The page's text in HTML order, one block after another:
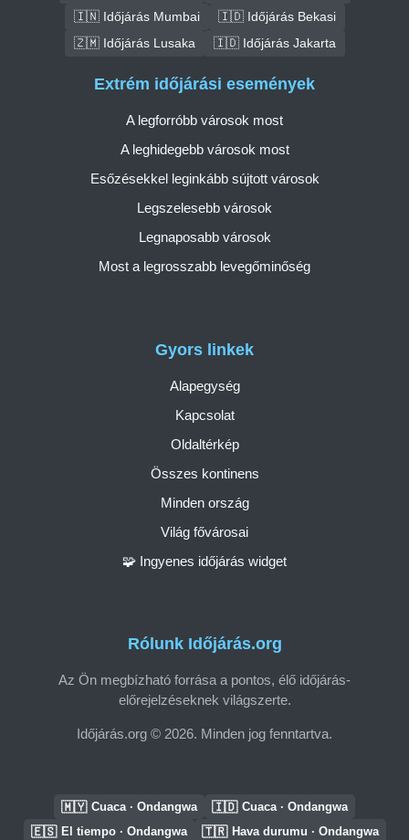
🇮🇳 Időjárás Mumbai
🇮🇩 Időjárás Bekasi
🇿🇲 Időjárás Lusaka
🇮🇩 Időjárás Jakarta
Rólunk Időjárás.org
Az Ön megbízható forrása a pontos, élő időjárás-
előrejelzéseknek világszerte.
Időjárás.org © 2026. Minden jog fenntartva.
Gyors linkek
Alapegység
Kapcsolat
Oldaltérkép
Összes kontinens
Minden ország
Világ fővárosai
🧩 Ingyenes időjárás widget
Extrém időjárási események
A legforróbb városok most
A leghidegebb városok most
Esőzésekkel leginkább sújtott városok
Legszelesebb városok
Legnaposabb városok
Most a legrosszabb levegőminőség
🇲🇾 Cuaca · Ondangwa 🇮🇩 Cuaca · Ondangwa
🇪🇸 El tiempo · Ondangwa 🇹🇷 Hava durumu · Ondangwa